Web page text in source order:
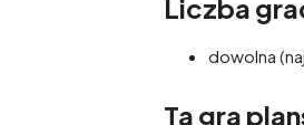
Liczba
dowolna
Ta gra